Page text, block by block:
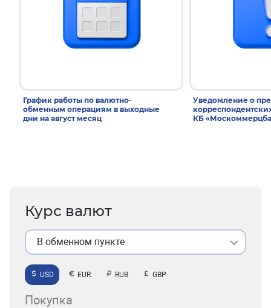
График работы по валютно-
обменным операциям в выходные
дни на август месяц
Уведомление о
КБ
Курс валют
В обменном пункте
USD EUR RUB GBP
Покупка